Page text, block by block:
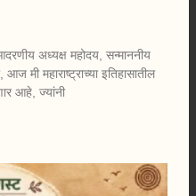
अध्यक्ष महोदय, सन्माननीय
मी महाराष्ट्राच्या इतिहासातील
आहे, ज्यांनी